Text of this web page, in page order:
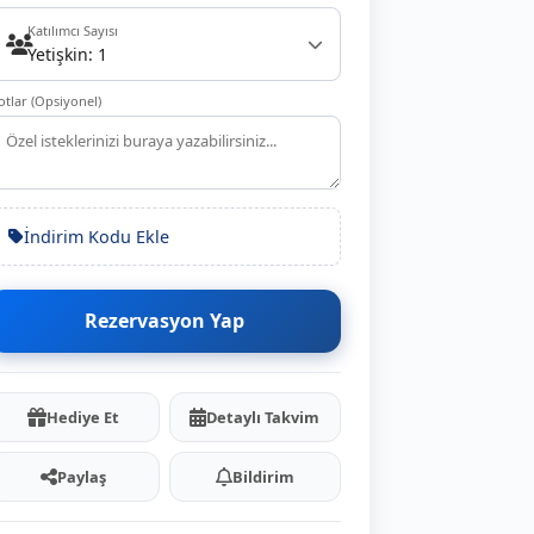
Katılımcı Sayısı
Yetişkin: 1
(Opsiyonel)
İndirim Kodu Ekle
Rezervasyon Yap
Hediye Et Detaylı Takvim
Paylaş Bildirim